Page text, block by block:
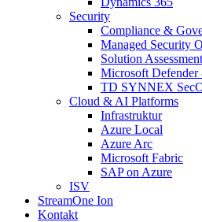
Security
Compliance &
Managed Security
Solution
Microsoft
TD SYNNEX
Cloud & AI Platforms
Infrastruktur
Azure Local
Azure Arc
Microsoft Fabric
SAP on Azure
ISV
StreamOne Ion
Kontakt